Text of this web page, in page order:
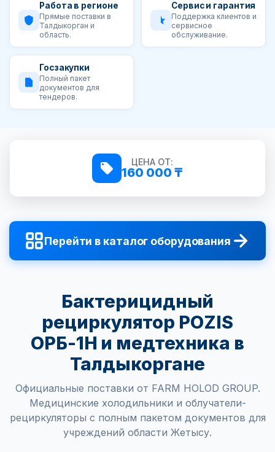
Работа в регионе
Прямые поставки в
Талдыкорган и
область.
Сервис и гарантия
Поддержка клиентов и
сервисное
обслуживание.
Госзакупки
Полный пакет
документов для
тендеров.
ЦЕНА ОТ:
160 000 ₸
Перейти в каталог оборудования
Бактерицидный
рециркулятор POZIS
ОРБ-1Н и медтехника в
Талдыкоргане
Официальные поставки от FARM HOLOD GROUP.
Медицинские холодильники и облучатели-
рециркуляторы с полным пакетом документов для
учреждений области Жетысу.